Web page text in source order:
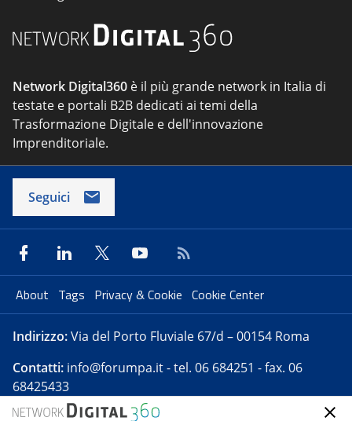
Network Digital360 è il più grande network in Italia di
testate e portali B2B dedicati ai temi della
Trasformazione Digitale e dell'innovazione
Imprenditoriale.
Seguici
About Tags Privacy & Cookie Cookie Center
Indirizzo:Via del Porto Fluviale 67/d – 00154 Roma
Contatti: info@forumpa.it- tel. 06 684251 - fax. 06
68425433